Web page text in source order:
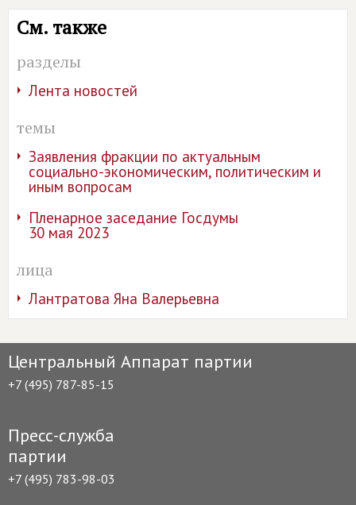
См. также
разделы
Лента новостей
темы
Заявления фракции по актуальным
социально-экономическим, политическим и
иным вопросам
Пленарное заседание Госдумы
30 мая 2023
лица
Лантратова Яна Валерьевна
Центральный Аппарат партии
+7 (495) 787-85-15
Пресс-служба
партии
+7 (495) 783-98-03